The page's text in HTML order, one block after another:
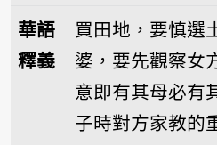
華語
釋義
買田地，要慎選
婆，要先觀察女
意即有其母必有
子時對方家教的